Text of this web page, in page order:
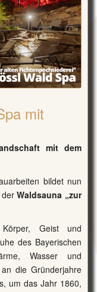
mit
mit dem
bildet nun
derWaldsauna „zur
Geist und
des Bayerischen
Wasser und
die Gründerjahre
um das Jahr 1860,